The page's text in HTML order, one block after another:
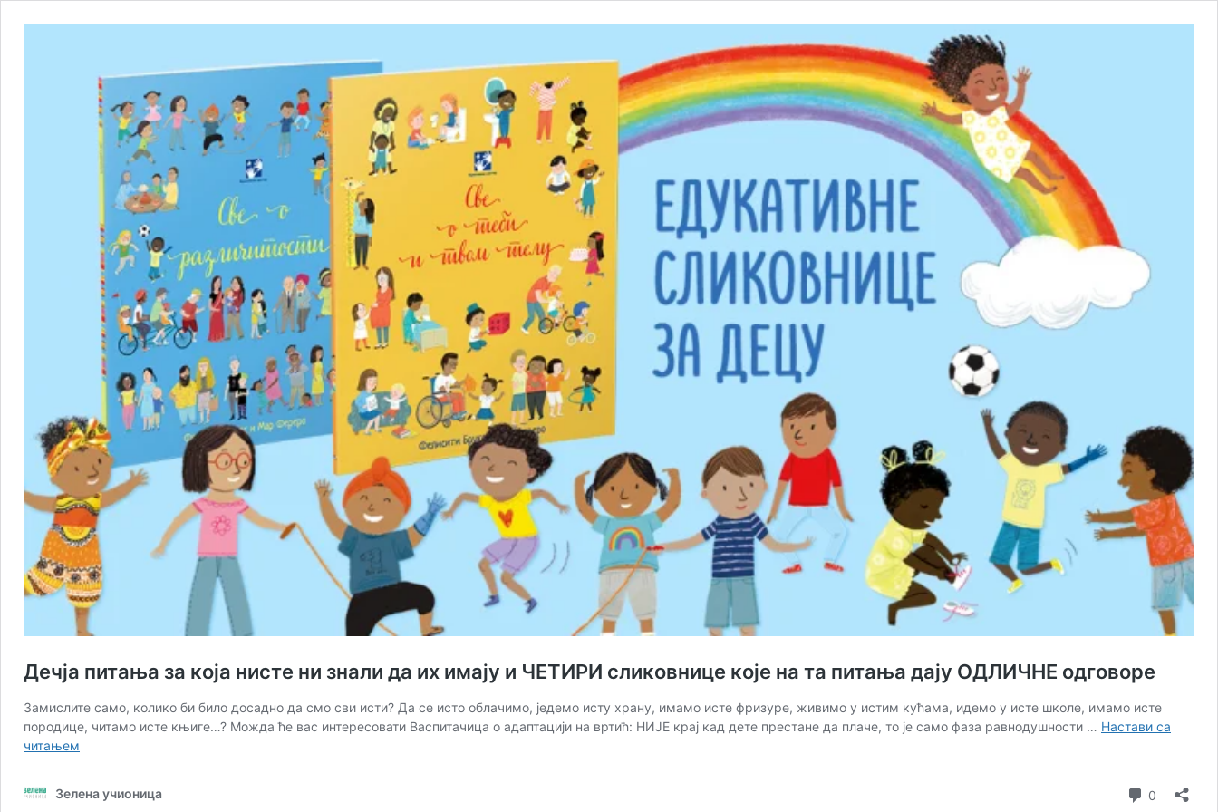
Дечја питања за која нисте ни знали да их имају и ЧЕТИРИ сликовнице које на та питања дају ОДЛИЧНЕ одговоре
Замислите само, колико би било досадно да смо сви исти? Да се исто облачимо, једемо исту храну, имамо исте фризуре, живимо у истим кућама, идемо у исте школе, имамо исте
породице, читамо исте књиге…? Можда ће вас интересовати Васпитачица о адаптацији на вртић: НИЈЕ крај кад дете престане да плаче, то је само фаза равнодушности … Настави са
читањем
која
Зелена учионица 0